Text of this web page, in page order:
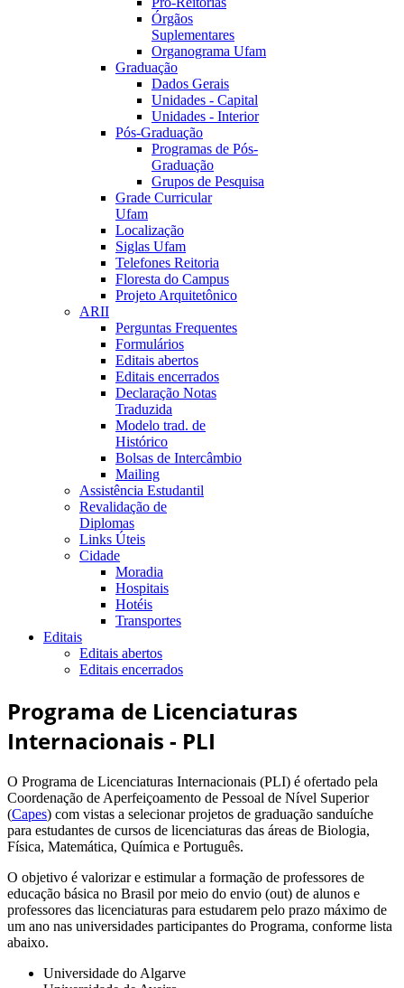
Órgãos
Suplementares
Organograma Ufam
Graduação
Dados Gerais
Unidades - Capital
Unidades - Interior
Pós-Graduação
Programas de Pós-
Graduação
Grupos de Pesquisa
Grade Curricular
Ufam
Localização
Siglas Ufam
Telefones Reitoria
Floresta do Campus
Projeto Arquitetônico
ARII
Perguntas Frequentes
Formulários
Editais abertos
Editais encerrados
Declaração Notas
Traduzida
Modelo trad. de
Histórico
Bolsas de Intercâmbio
Mailing
Assistência Estudantil
Revalidação de
Diplomas
Links Úteis
Cidade
Moradia
Hospitais
Hotéis
Transportes
Editais
Editais abertos
Editais encerrados
Programa de Licenciaturas
Internacionais - PLI
O Programa de Licenciaturas Internacionais (PLI) é ofertado pela
Coordenação de Aperfeiçoamento de Pessoal de Nível Superior
(Capes) com vistas a selecionar projetos de graduação sanduíche
para estudantes de cursos de licenciaturas das áreas de Biologia,
Física, Matemática, Química e Português.
O objetivo é valorizar e estimular a formação de professores de
educação básica no Brasil por meio do envio (out) de alunos e
professores das licenciaturas para estudarem pelo prazo máximo de
um ano nas universidades participantes do Programa, conforme lista
abaixo.
Universidade do Algarve